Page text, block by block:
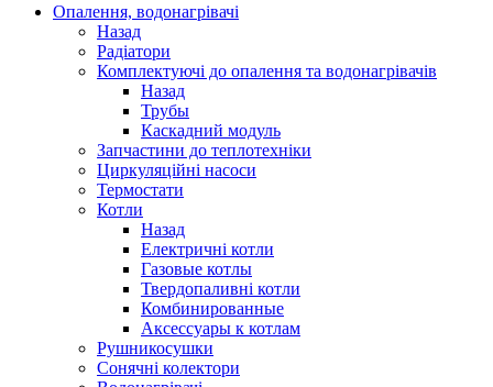
Опалення, водонагрівачі
Назад
Радіатори
Комплектуючі до опалення та водонагрівачів
Назад
Трубы
Каскадний модуль
Запчастини до теплотехніки
Циркуляційні насоси
Термостати
Котли
Назад
Електричні котли
Газовые котлы
Твердопаливні котли
Комбинированные
Аксессуары к котлам
Рушникосушки
Сонячні колектори